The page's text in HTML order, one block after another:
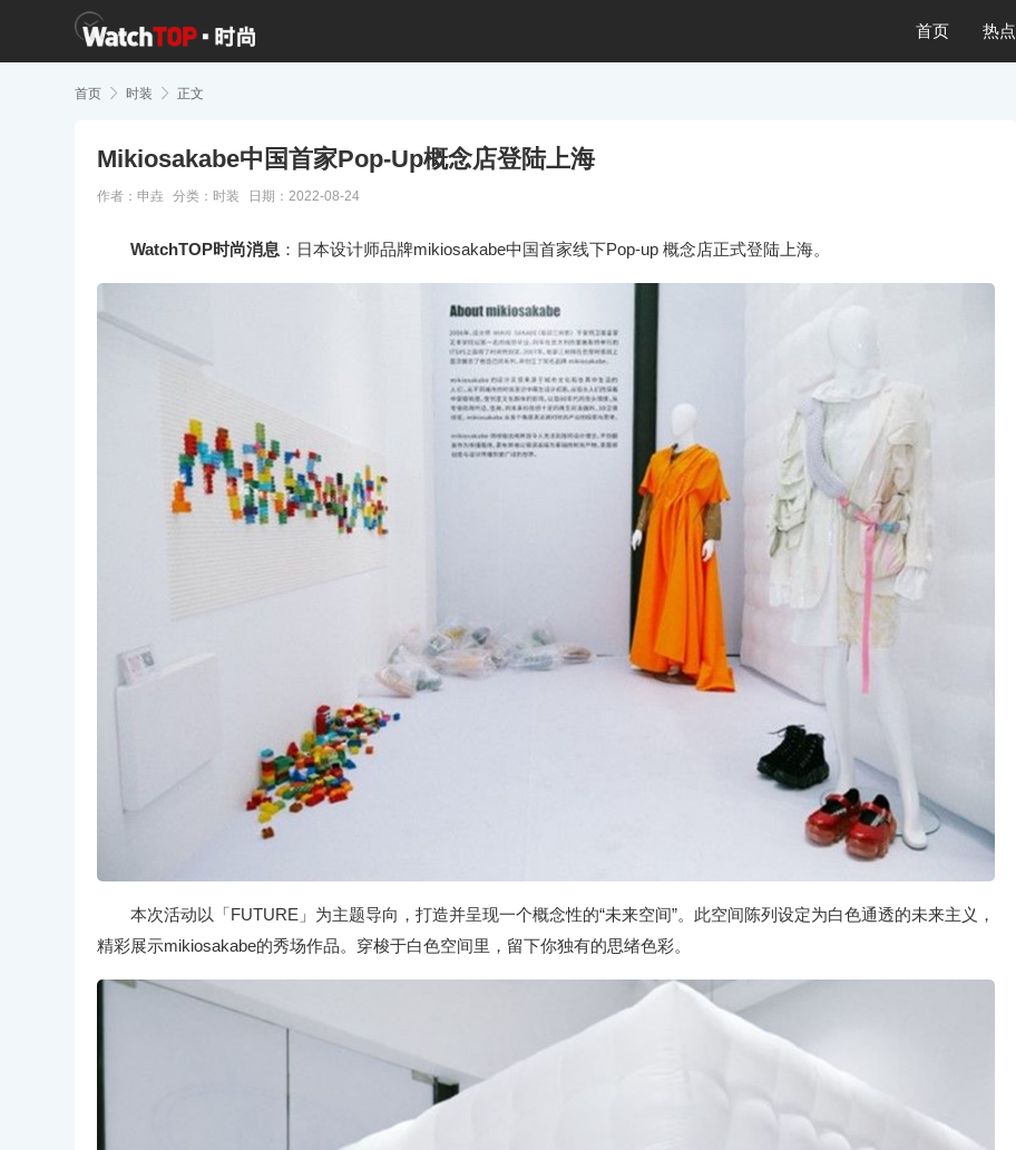
首页 热点
首页  时装  正文
Mikiosakabe中国首家Pop-Up概念店登陆上海
作者：申垚 分类： 时装 日期：2022-08-24
WatchTOP时尚消息 ：日本设计师品牌mikiosakabe中国首家线下Pop-up 概念店正式登陆上海。
本次活动以「FUTURE」为主题导向，打造并呈现一个概念性的“未来空间”。此空间陈列设定为白色通透的未来主义，
精彩展示mikiosakabe的秀场作品。穿梭于白色空间里，留下你独有的思绪色彩。